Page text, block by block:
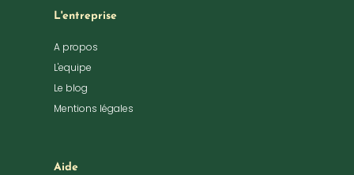
L'entreprise
A propos
L'equipe
Le blog
Mentions légales
Aide